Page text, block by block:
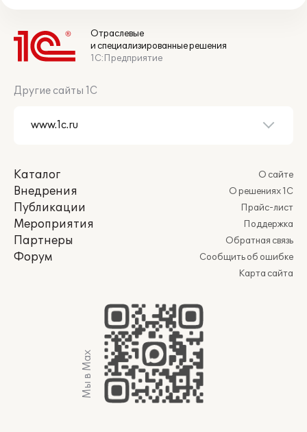
Отраслевые
и специализированные решения
1С:Предприятие
Другие сайты 1С
Каталог
Внедрения
Публикации
Мероприятия
Партнеры
Форум
О сайте
О решениях 1С
Прайс-лист
Поддержка
Обратная связь
Сообщить об ошибке
Карта сайта
Мы в Max